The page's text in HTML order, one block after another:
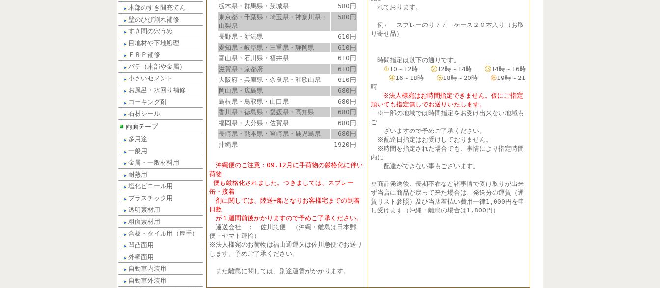
木部のすき間充てん
壁のひび割れ補修
すき間の穴うめ
目地材や下地処理
ＦＲＰ補修
パテ（木部や金属）
小さいセメント
お風呂・水回り補修
コーキング剤
石材シール
両面テープ
多用途
一般用
金属・一般材料用
耐熱用
塩化ビニール用
プラスチック用
透明素材用
粗面素材用
合板・タイル用（厚手）
凹凸面用
外壁面用
自動車内装用
自動車外装用
栃木県・群馬県・茨城県
580円
東京都・千葉県・埼玉県・神奈川県・
山梨県
580円
長野県・新潟県
610円
愛知県・岐阜県・三重県・静岡県
610円
富山県・石川県・福井県
610円
滋賀県・京都府
610円
大阪府・兵庫県・奈良県・和歌山県
610円
岡山県・広島県
680円
島根県・鳥取県・山口県
680円
香川県・徳島県・愛媛県・高知県
680円
福岡県・大分県・佐賀県
680円
長崎県・熊本県・宮崎県・鹿児島県
680円
沖縄県
1920円
沖縄便のご注意：09.12月に手荷物の厳格化に伴い
荷物
便も厳格化されました。つきましては、スプレー
缶・接着
剤に関しては、陸送+船となりお客様宅までの到着
日数
が１週間前後かかりますので予めご了承ください。
運送会社 ： 佐川急便 （沖縄・離島は日本郵
便・ヤマト運輸）
※法人様宛のお荷物は福山通運又は佐川急便でお送り
します。予めご了承ください。
また離島に関しては、別途運賃がかかります。
れております。
例） スプレーのり７７ ケース２０本入り（お取
り寄せ品）
時間指定は以下の通りです。
①10～12時 ②12時～14時 ③14時～16時
④16～18時 ⑤18時～20時 ⑥19時～21
時
※法人様宛はお時間指定できません。仮にご指定
頂いても指定無しでお送りいたします。
※一部の地域では時間指定をお受け出来ない地域も
ご
ざいますので予めご了承ください。
※配達日指定はお受けしておりません。
※時間を指定された場合でも、事情により指定時間
内に
配達ができない事もございます。
※商品発送後、長期不在など諸事情で受け取りが出来
ず当店に商品が戻って来た場合は、発送分の運賃（運
賃リスト参照）及び当店着払い費用一律1,000円を申
し受けます（沖縄・離島の場合は1,800円）